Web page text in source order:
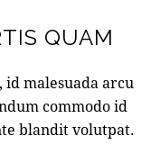
QUAM
malesuada arcu
commodo id
blandit volutpat.